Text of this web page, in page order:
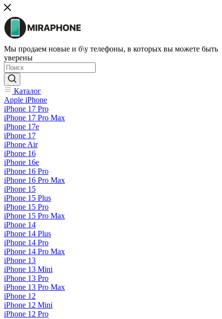
Мы продаем новые и б\у телефоны, в которых вы можете быть
уверены
Каталог
Apple iPhone
iPhone 17 Pro
iPhone 17 Pro Max
iPhone 17e
iPhone 17
iPhone Air
iPhone 16
iPhone 16e
iPhone 16 Pro
iPhone 16 Pro Max
iPhone 15
iPhone 15 Plus
iPhone 15 Pro
iPhone 15 Pro Max
iPhone 14
iPhone 14 Plus
iPhone 14 Pro
iPhone 14 Pro Max
iPhone 13
iPhone 13 Mini
iPhone 13 Pro
iPhone 13 Pro Max
iPhone 12
iPhone 12 Mini
iPhone 12 Pro